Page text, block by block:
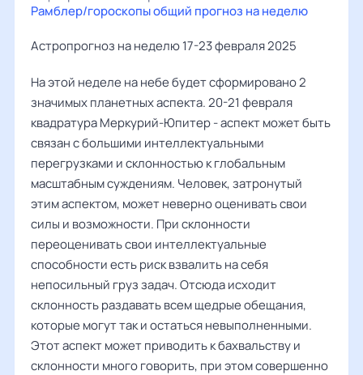
Рамблер/гороскопы общий прогноз на неделю
Астропрогноз на неделю 17-23 февраля 2025
На этой неделе на небе будет сформировано 2
значимых планетных аспекта. 20-21 февраля
квадратура Меркурий-Юпитер - аспект может быть
связан с большими интеллектуальными
перегрузками и склонностью к глобальным
масштабным суждениям. Человек, затронутый
этим аспектом, может неверно оценивать свои
силы и возможности. При склонности
переоценивать свои интеллектуальные
способности есть риск взвалить на себя
непосильный груз задач. Отсюда исходит
склонность раздавать всем щедрые обещания,
которые могут так и остаться невыполненными.
Этот аспект может приводить к бахвальству и
склонности много говорить, при этом совершенно